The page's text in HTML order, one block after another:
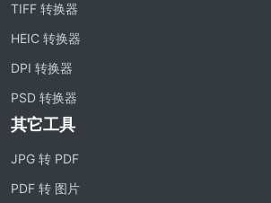
TIFF 转换器
HEIC 转换器
DPI 转换器
PSD 转换器
其它工具
JPG 转 PDF
PDF 转 图片